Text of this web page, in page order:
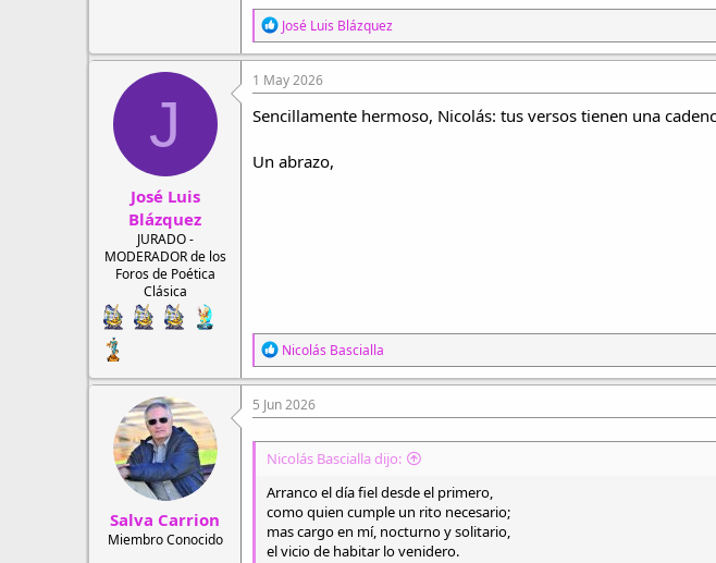
R
e
a
c
c
i
o
e
José Luis Blázquez
J
José Luis
Blázquez
JURADO -
MODERADOR de los
Foros de Poética
Clásica
1 May 2026
Sencillamente hermoso, Nicolás: tus versos tienen una
Un abrazo,
R
e
a
c
c
o
n
e
:
Nicolás Bascialla
Salva Carrion
Miembro Conocido
5 Jun 2026
Nicolás Bascialla dijo:
Arranco el día fiel desde el primero,
como quien cumple un rito necesario;
mas cargo en mí, nocturno y solitario,
el vicio de habitar lo venidero.